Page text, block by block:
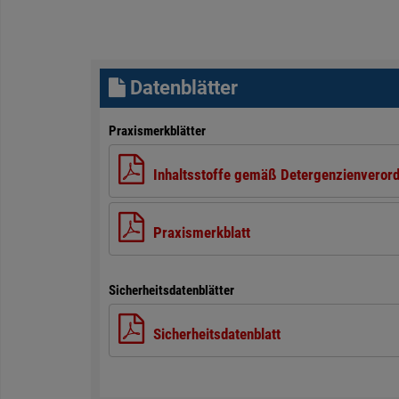
Datenblätter
Praxismerkblätter
Inhaltsstoffe gemäß
Praxismerkblatt
Sicherheitsdatenblätter
Sicherheitsdatenblatt